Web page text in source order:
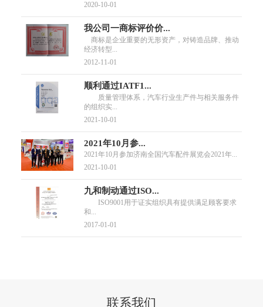
2020-10-01
我公司一商标评价价...
商标是企业重要的无形资产，对铸造品牌、推动
经济转型...
2012-11-01
顺利通过IATF1...
质量管理体系，汽车行业生产件与相关服务件
的组织实...
2021-10-01
2021年10月参...
2021年10月参加济南全国汽车配件展览会2021年...
2021-10-01
九和制动通过ISO...
ISO9001用于证实组织具有提供满足顾客要求
和...
2017-01-01
联系我们